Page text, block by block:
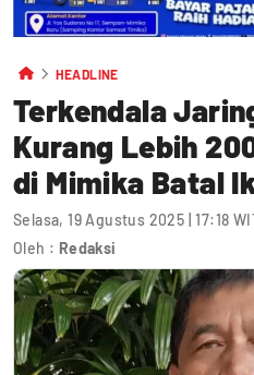
HEADLINE
Terkendala
Kurang Lebih
di Mimika Batal
Selasa, 19 Agustus 2025 | 17:18
Oleh : Redaksi